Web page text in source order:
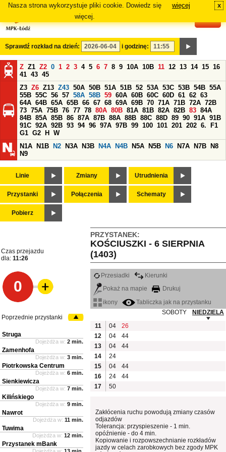
Nasza strona wykorzystuje pliki cookie. Dowiedz się
więcej.
więcej x
Sprawdź rozkład na dzień: i godzinę:
Z Z1 Z2 0 1 2 3 4 5 6 7 8 9 10A 10B 11 12 13 14 15 16
41 43 45
Z3 Z6 Z13 Z43 50A 50B 51A 51B 52 53A 53C 53B 54B 55A
55B 55C 56 57 58A 58B 59 60A 60B 60C 60D 61 62 63
64A 64B 65A 65B 66 67 68 69A 69B 70 71A 71B 72A 72B
73 75A 75B 76 77 78 80A 80B 81A 81B 82A 82B 83 84A
84B 85A 85B 86 87A 87B 88A 88B 88C 88D 89 90 91A 91B
91C 92A 92B 93 94 96 97A 97B 99 100 101 201 202 6.
F1
G1 G2 H
W
N1A
N1B N2 N3A N3B N4A N4B N5A N5B N6 N7A N7B
N8
N9
Linie Zmiany Utrudnienia
Przystanki Połączenia Schematy
Pobierz
PRZYSTANEK:
KOŚCIUSZKI - 6 SIERPNIA
(1403)
Czas przejazdu
dla: 11:26
0
Przesiadki
Kierunki
Pokaż na mapie
Drukuj
ikony
Tabliczka jak na przystanku
SOBOTY
NIEDZIELA
11
04
26
12
04
44
13
04
44
14
24
15
04
44
16
24
44
17
50
Zakłócenia ruchu powodują zmiany czasów
odjazdów
Tolerancja: przyspieszenie - 1 min.
opóźnienie - do 4 min.
Kopiowanie i rozpowszechnianie rozkładów
jazdy w celach zarobkowych bez zgody MPK
Poprzednie przystanki
Struga
Dojeżdża w: 2 min.
Zamenhofa
Dojeżdża w: 3 min.
Piotrkowska Centrum
Dojeżdża w: 6 min.
Sienkiewicza
Dojeżdża w: 7 min.
Kilińskiego
Dojeżdża w: 9 min.
Nawrot
Dojeżdża w: 11 min.
Tuwima
Dojeżdża w: 12 min.
Przystanek mBank